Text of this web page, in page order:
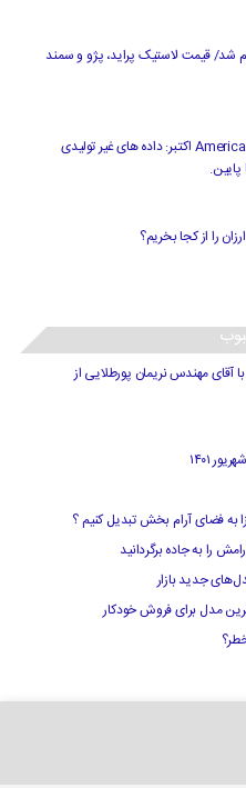
شد/ قیمت لاستیک پراید، پژو و سمند
سرمایه گذاری Americas FX News 3 اکتبر: داده های غیر تولیدی
آقای مهندس نریمان پورطلایی از
۱۴۰۱
فضای آرام بخش تبدیل کنیم ؟
را به جاده برگردانید
جدید بازار
مدل برای فروش خودکار